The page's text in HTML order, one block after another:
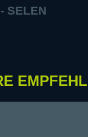
SELEN